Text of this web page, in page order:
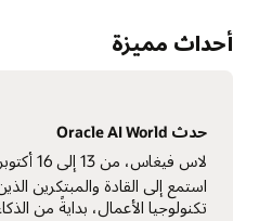
أحداث مميزة
حدث Oracle AI World
لاس فيغاس، من 13 إلى 16 أكتوبر 2025.
استمع إلى القادة والمبتكرين
تكنولوجيا الأعمال، بدايةً من